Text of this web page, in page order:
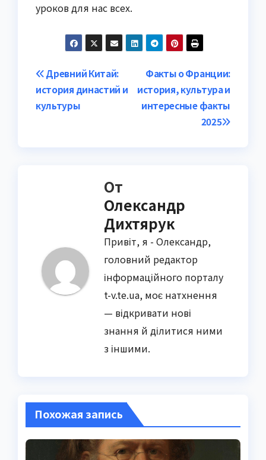
уроков для нас всех.
Навигация
по
Факты о Франции:
история, культура и
интересные факты
2025
Древний Китай:
история династий и
культуры
От
Олександр
Дихтярук
Привіт, я - Олександр,
головний редактор
інформаційного порталу
t-v.te.ua, моє натхнення
— відкривати нові
знання й ділитися ними
з іншими.
Похожая запись